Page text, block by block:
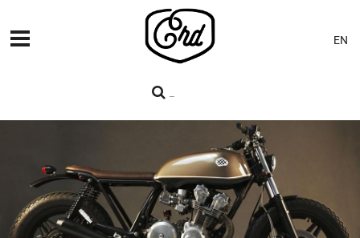
MÁQUINAS
PREMIERES
CONTACTO
EN